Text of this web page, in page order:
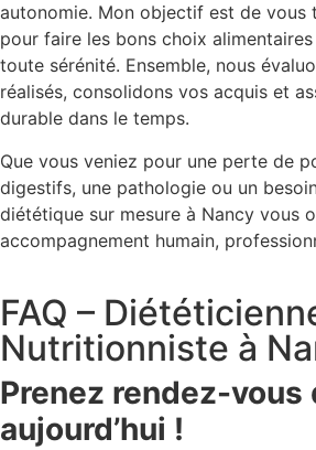
autonomie. Mon objectif est de vous
pour faire les bons choix
toute sérénité. Ensemble, nous
réalisés, consolidons vos acquis et
durable dans le temps.
Que vous veniez pour une perte de
digestifs, une pathologie ou un
diététique sur mesure à Nancy vous
accompagnement humain,
FAQ –
Nutritionniste à
Prenez rendez-vous
aujourd’hui !